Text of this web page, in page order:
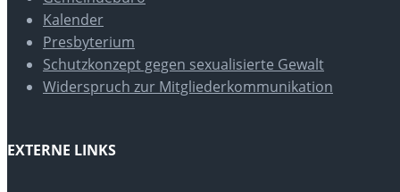
Kalender
Presbyterium
Schutzkonzept gegen sexualisierte Gewalt
Widerspruch zur Mitgliederkommunikation
EXTERNE LINKS